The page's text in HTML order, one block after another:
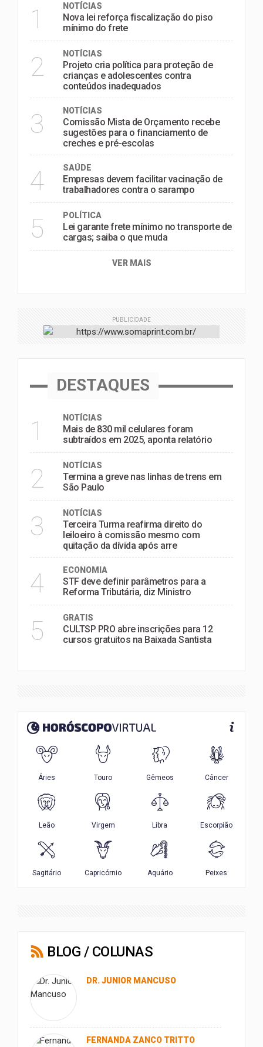
1 NOTÍCIAS
Nova lei reforça fiscalização do piso
mínimo do frete
2 NOTÍCIAS
Projeto cria política para proteção de
crianças e adolescentes contra
conteúdos inadequados
3 NOTÍCIAS
Comissão Mista de Orçamento recebe
sugestões para o financiamento de
creches e pré-escolas
4 SAÚDE
Empresas devem facilitar vacinação de
trabalhadores contra o sarampo
5 POLÍTICA
Lei garante frete mínimo no transporte de
cargas; saiba o que muda
VER MAIS
PUBLICIDADE
DESTAQUES
1 NOTÍCIAS
Mais de 830 mil celulares foram
subtraídos em 2025, aponta relatório
2 NOTÍCIAS
Termina a greve nas linhas de trens em
São Paulo
3 NOTÍCIAS
Terceira Turma reafirma direito do
leiloeiro à comissão mesmo com
quitação da dívida após arre
4 ECONOMIA
STF deve definir parâmetros para a
Reforma Tributária, diz Ministro
5 GRATIS
CULTSP PRO abre inscrições para 12
cursos gratuitos na Baixada Santista
BLOG / COLUNAS
DR. JUNIOR MANCUSO
FERNANDA ZANCO TRITTO